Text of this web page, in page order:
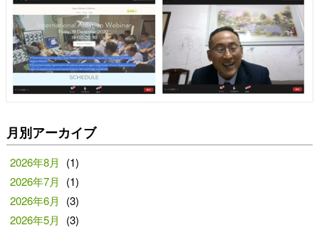
月別アーカイブ
2026年8月
(1)
2026年7月
(1)
2026年6月
(3)
2026年5月
(3)